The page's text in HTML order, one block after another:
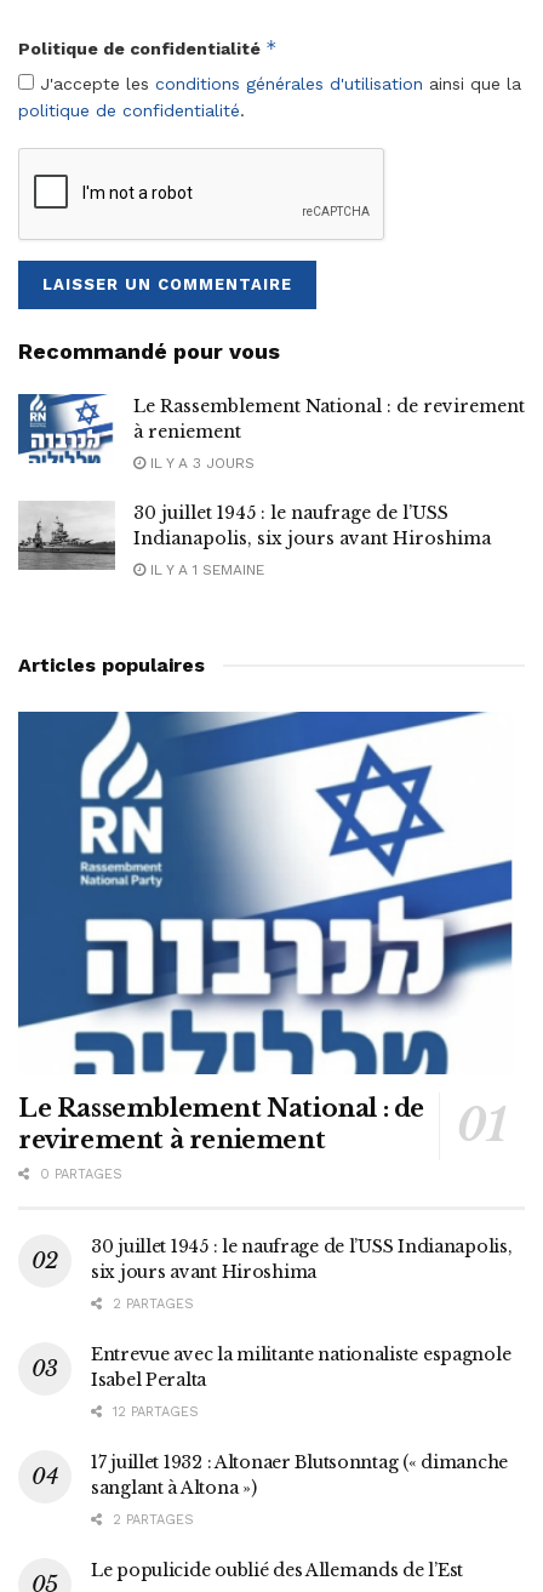
Politique de confidentialité *
J'accepte les conditions générales d'utilisation ainsi que la
politique de confidentialité.
Recommandé pour vous
Le Rassemblement National : de revirement
à reniement
IL Y A 3 JOURS
30 juillet 1945 : le naufrage de l’USS
Indianapolis, six jours avant Hiroshima
IL Y A 1 SEMAINE
Articles populaires
Le Rassemblement National : de
revirement à reniement
0 PARTAGES
30 juillet 1945 : le naufrage de l’USS Indianapolis,
six jours avant Hiroshima
2 PARTAGES
Entrevue avec la militante nationaliste espagnole
Isabel Peralta
12 PARTAGES
17 juillet 1932 : Altonaer Blutsonntag (« dimanche
sanglant à Altona »)
2 PARTAGES
Le populicide oublié des Allemands de l’Est